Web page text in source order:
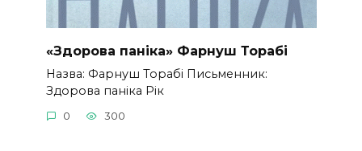
«Здорова паніка» Фарнуш Торабі
Назва: Фарнуш Торабі Письменник:
Здорова паніка Рік
0 300